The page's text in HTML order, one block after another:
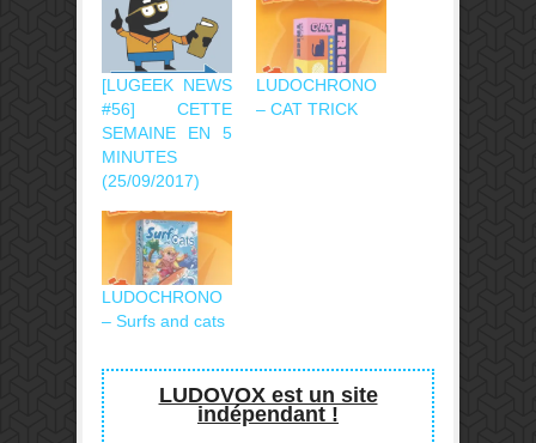
[LUGEEK NEWS
#56] CETTE
SEMAINE EN 5
MINUTES
(25/09/2017)
LUDOCHRONO
– CAT TRICK
LUDOCHRONO
– Surfs and cats
LUDOVOX est un site
indépendant !